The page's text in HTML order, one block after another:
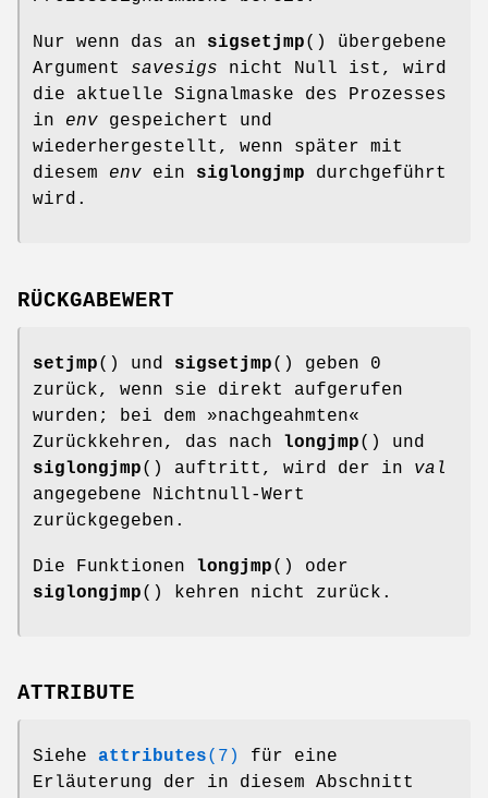
Nur wenn das an sigsetjmp() übergebene
Argument savesigs nicht Null ist, wird
die aktuelle Signalmaske des Prozesses
in env gespeichert und
wiederhergestellt, wenn später mit
diesem env ein siglongjmp durchgeführt
wird.
RÜCKGABEWERT
setjmp() und sigsetjmp() geben 0
zurück, wenn sie direkt aufgerufen
wurden; bei dem »nachgeahmten«
Zurückkehren, das nach longjmp() und
siglongjmp() auftritt, wird der in val
angegebene Nichtnull-Wert
zurückgegeben.
Die Funktionen longjmp() oder
siglongjmp() kehren nicht zurück.
ATTRIBUTE
Siehe attributes(7)
für eine
Erläuterung der in diesem Abschnitt